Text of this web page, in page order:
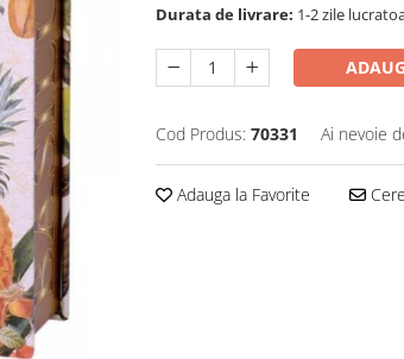
Durata de livrare: 1-2 zile
Cod Produs: 70331 Ai nevoie
Adauga la Favorite